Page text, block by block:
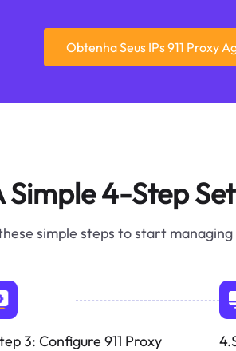
Obtenha Seus IPs 911 Proxy
4-Step
simple steps to start
3: Configure 911 Proxy